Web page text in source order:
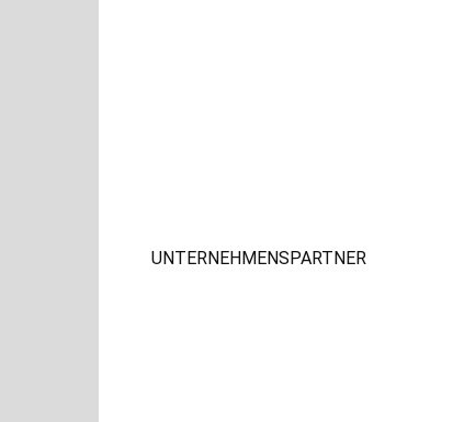
UNTERNEHMENSPARTNER